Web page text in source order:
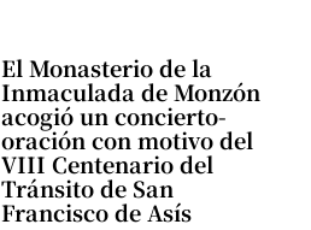
El Monasterio de la
Inmaculada de Monzón
acogió un concierto-
oración con motivo del
VIII Centenario del
Tránsito de San
Francisco de Asís